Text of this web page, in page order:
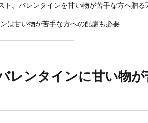
ト。バレンタインを甘い物が苦手な方へ贈る
は甘い物が苦手な方への配慮も必要
レンタインに甘い物